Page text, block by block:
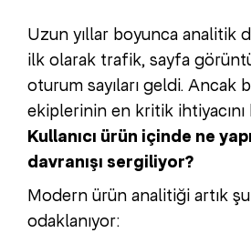
Uzun yıllar boyunca analitik
ilk olarak trafik, sayfa
oturum sayıları geldi. Ancak
ekiplerinin en kritik ihtiyacını
Kullanıcı ürün içinde ne
davranışı sergiliyor?
Modern ürün analitiği artık
odaklanıyor: